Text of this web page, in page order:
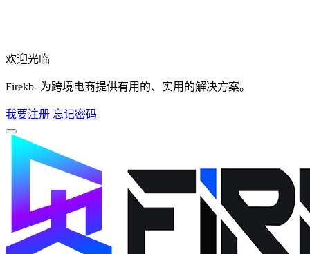
欢迎光临
Firekb- 为跨境电商提供有用的、实用的解决方案。
我要注册 忘记密码